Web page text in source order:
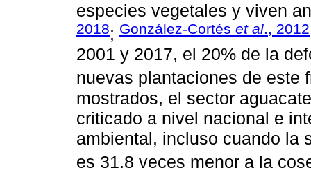
especies vegetales y viven
2018; González-Cortés et al., 2012
2001 y 2017, el 20% de la
nuevas plantaciones de este
mostrados, el sector
criticado a nivel nacional e
ambiental, incluso cuando la
es 31.8 veces menor a la